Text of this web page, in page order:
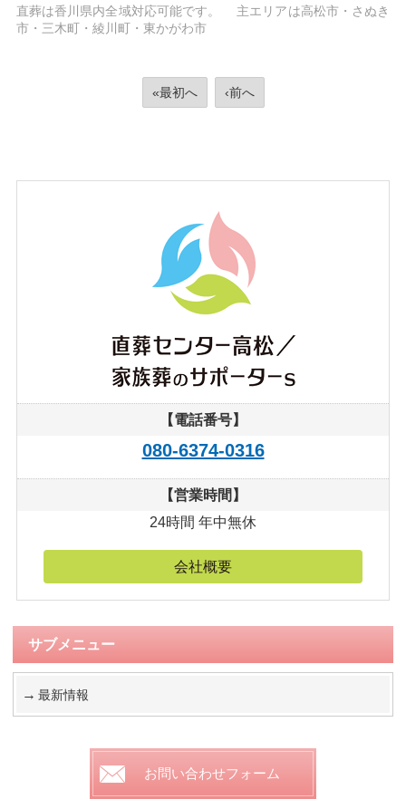
直葬は香川県内全域対応可能です。 主エリアは高松市・さぬき
市・三木町・綾川町・東かがわ市
«最初へ ‹前へ
【電話番号】
080-6374-0316
【営業時間】
24時間 年中無休
会社概要
サブメニュー
最新情報
お問い合わせフォーム